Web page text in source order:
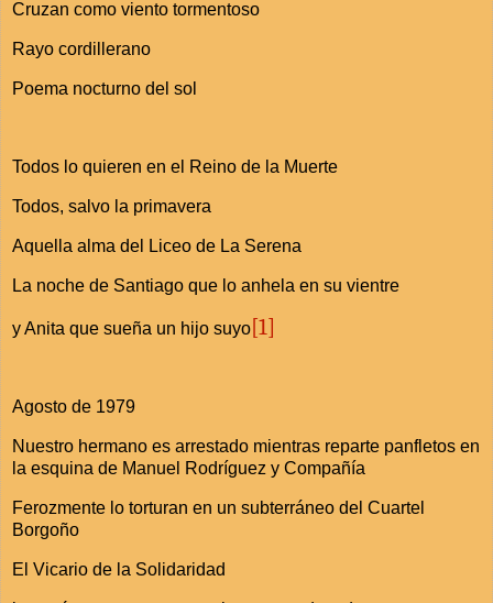
Cruzan como viento tormentoso
Rayo cordillerano
Poema nocturno del sol
Todos lo quieren en el Reino de la Muerte
Todos, salvo la primavera
Aquella alma del Liceo de La Serena
La noche de Santiago que lo anhela en su vientre
y Anita que sueña un hijo suyo[1]
Agosto de 1979
Nuestro hermano es arrestado mientras reparte panfletos en
la esquina de Manuel Rodríguez y Compañía
Ferozmente lo torturan en un subterráneo del Cuartel
Borgoño
El Vicario de la Solidaridad